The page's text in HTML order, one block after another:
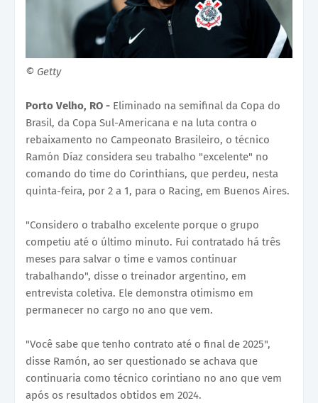
© Getty
Porto Velho, RO - Eliminado na semifinal da Copa do
Brasil, da Copa Sul-Americana e na luta contra o
rebaixamento no Campeonato Brasileiro, o técnico
Ramón Díaz considera seu trabalho "excelente" no
comando do time do Corinthians, que perdeu, nesta
quinta-feira, por 2 a 1, para o Racing, em Buenos Aires.
"Considero o trabalho excelente porque o grupo
competiu até o último minuto. Fui contratado há três
meses para salvar o time e vamos continuar
trabalhando", disse o treinador argentino, em
entrevista coletiva. Ele demonstra otimismo em
permanecer no cargo no ano que vem.
"Você sabe que tenho contrato até o final de 2025",
disse Ramón, ao ser questionado se achava que
continuaria como técnico corintiano no ano que vem
após os resultados obtidos em 2024.